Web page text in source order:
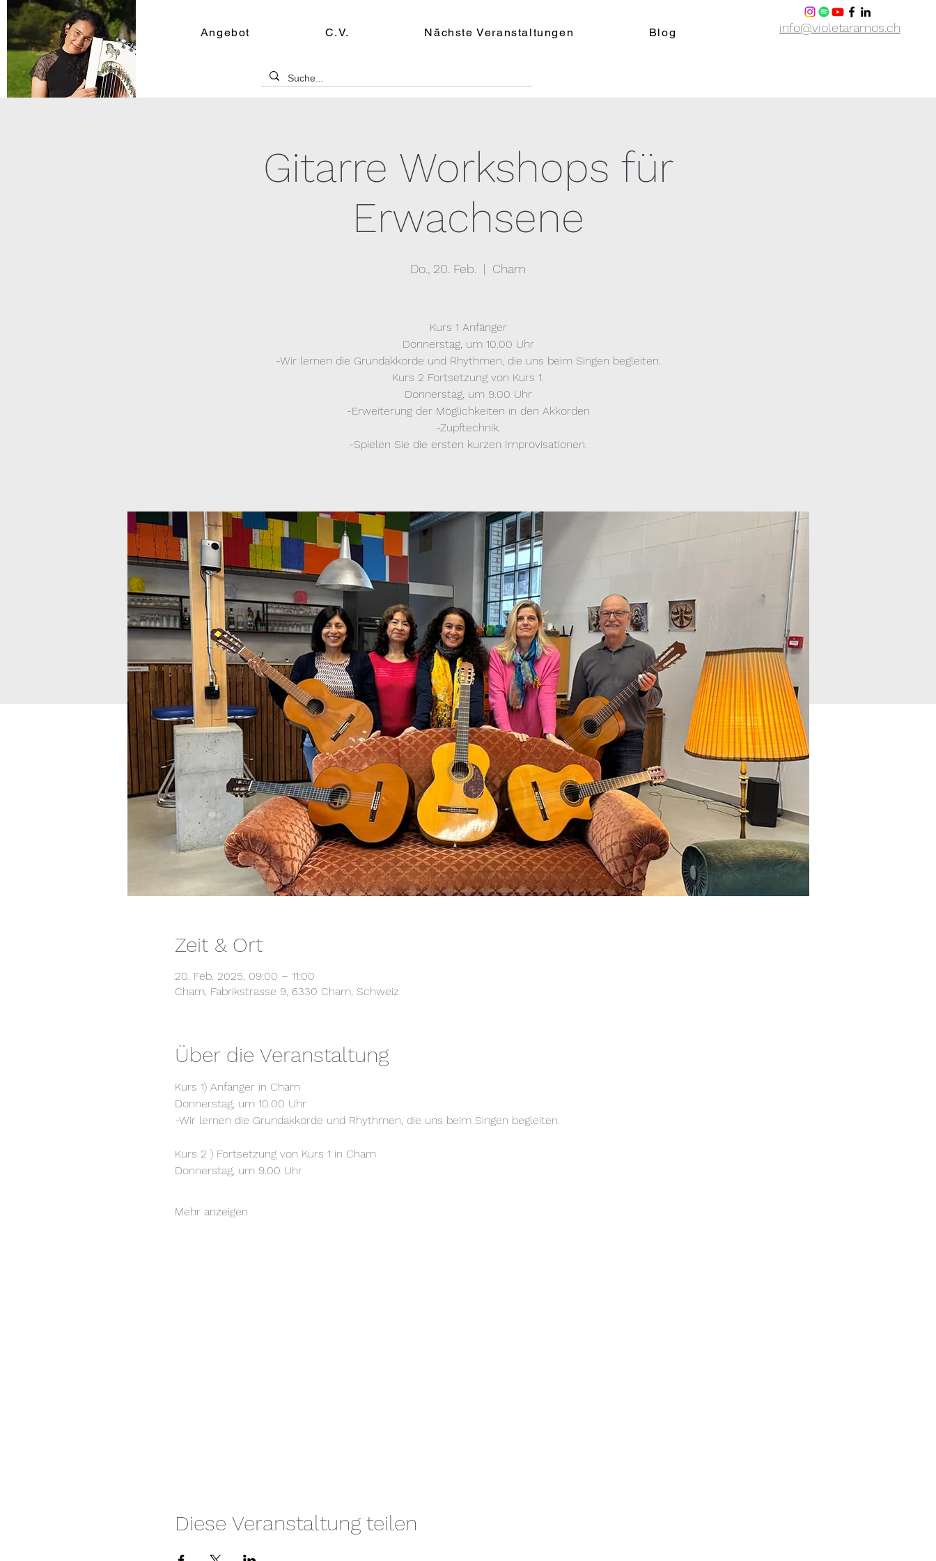
Angebot C.V. Nächste Veranstaltungen Blog info@violetaramos.ch
Gitarre Workshops für
Erwachsene
Do., 20. Feb.
  |
Cham
Kurs 1 Anfänger
Donnerstag, um 10.00 Uhr
-Wir lernen die Grundakkorde und Rhythmen, die uns beim Singen begleiten.
Kurs 2 Fortsetzung von Kurs 1.
Donnerstag, um 9.00 Uhr
-Erweiterung der Möglichkeiten in den Akkorden
-Zupftechnik.
-Spielen Sie die ersten kurzen Improvisationen.
Zeit & Ort
20. Feb. 2025, 09:00 – 11:00
Cham, Fabrikstrasse 9, 6330 Cham, Schweiz
Über die Veranstaltung
Kurs 1) Anfänger in Cham
Donnerstag, um 10.00 Uhr
-Wir lernen die Grundakkorde und Rhythmen, die uns beim Singen begleiten.
Kurs 2 ) Fortsetzung von Kurs 1 in Cham
Donnerstag, um 9.00 Uhr
Mehr anzeigen
Diese Veranstaltung teilen